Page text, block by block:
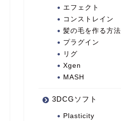
エフェクト
コンストレイン
髪の毛を作る方法
プラグイン
リグ
Xgen
MASH
3DCGソフト
Plasticity